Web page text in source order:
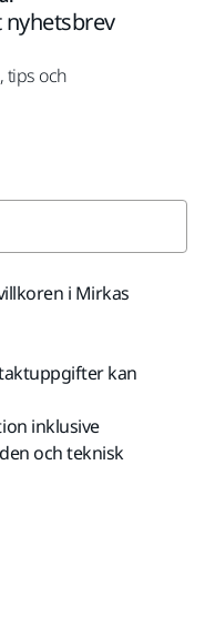
nyhetsbrev
tips och
i Mirkas
kan
inklusive
och teknisk